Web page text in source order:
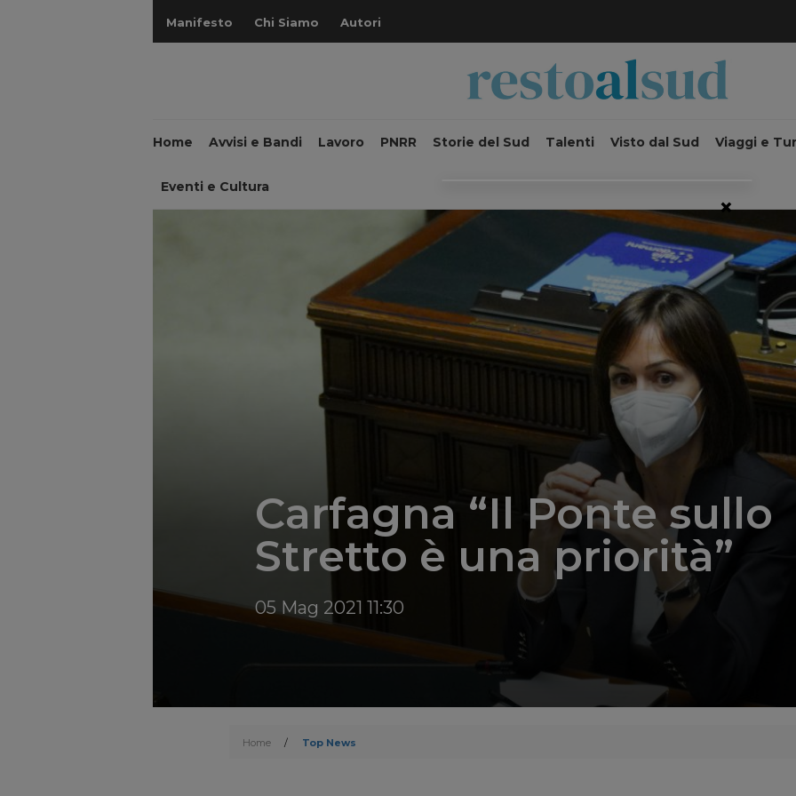
Manifesto Chi Siamo Autori
Home Avvisi e Bandi Lavoro PNRR Storie del Sud Talenti Visto dal Sud Viaggi e
Eventi e Cultura
Carfagna “Il Ponte sullo
Stretto è una priorità”
05 Mag 2021 11:30
Home / Top News
×